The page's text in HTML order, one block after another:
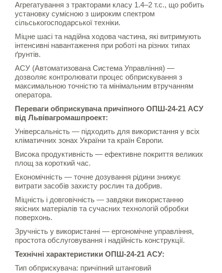
Агрегатування з тракторами класу 1.4–2 т.с., що робить
установку сумісною з широким спектром
сільськогосподарської техніки.
Міцне шасі та надійна ходова частина, які витримують
інтенсивні навантаження при роботі на різних типах
ґрунтів.
АСУ (Автоматизована Система Управління) —
дозволяє контролювати процес обприскування з
максимальною точністю та мінімальним втручанням
оператора.
Переваги обприскувача причіпного ОПШ-24-21 АСУ
від Львівагромашпроект:
Універсальність — підходить для використання у всіх
кліматичних зонах України та країн Європи.
Висока продуктивність — ефективне покриття великих
площ за короткий час.
Економічність — точне дозування рідини знижує
витрати засобів захисту рослин та добрив.
Міцність і довговічність — завдяки використанню
якісних матеріалів та сучасних технологій обробки
поверхонь.
Зручність у використанні — ергономічне управління,
простота обслуговування і надійність конструкції.
Технічні характеристики ОПШ-24-21 АСУ:
Тип обприскувача: причіпний штанговий